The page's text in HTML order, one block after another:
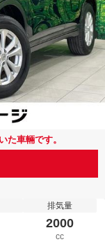
た車輛です。
排気量
2000
cc